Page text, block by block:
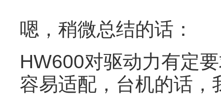
嗯，稍微总结的话：
HW600对驱动力有定
容易适配，台机的话，